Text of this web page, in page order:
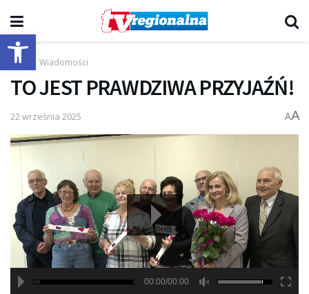
Otwórz pasek narzędzi
Start Wiadomości
TO JEST PRAWDZIWA PRZYJAŹŃ!
22 września 2025 AA
00:00/00:00